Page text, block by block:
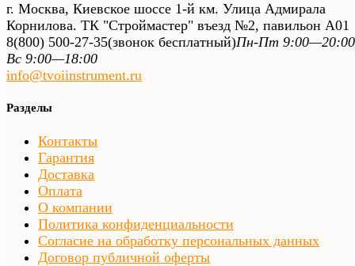
г. Москва, Киевское шоссе 1-й км. Улица Адмирала
Корнилова. ТК "Строймастер" въезд №2, павильон А01
8(800) 500-27-35(звонок бесплатный)Пн-Пт
Вс 9:00—18:00
info@tvoiinstrument.ru
Разделы
Контакты
Гарантия
Доставка
Оплата
О компании
Политика конфиденциальности
Согласие на обработку персональных данных
Договор публичной оферты